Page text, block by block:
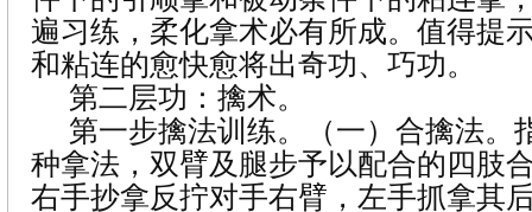
遍习练，柔化拿术必有所成。值得提
和粘连的愈快愈将出奇功、巧功。
第二层功：擒术。
第一步擒法训练。（一）合擒法。
种拿法，双臂及腿步予以配合的四肢
右手抄拿反拧对手右臂，左手抓拿其